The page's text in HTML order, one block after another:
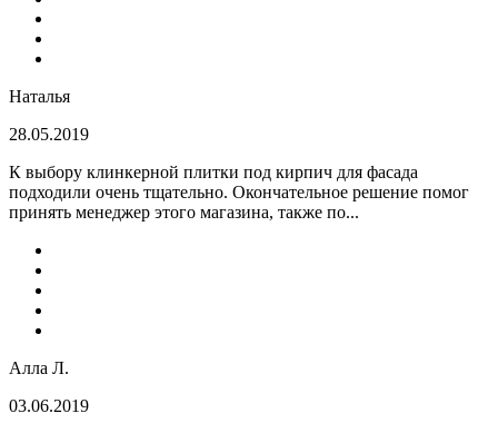
Наталья
28.05.2019
К выбору клинкерной плитки под кирпич для фасада
подходили очень тщательно. Окончательное решение помог
принять менеджер этого магазина, также по...
Алла Л.
03.06.2019